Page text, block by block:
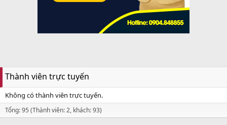
Thành viên trực tuyến
Không có thành viên trực tuyến.
Tổng: 95 (Thành viên: 2, khách: 93)